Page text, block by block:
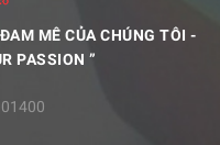
MÊ CỦA CHÚNG TÔI -
PASSION ”